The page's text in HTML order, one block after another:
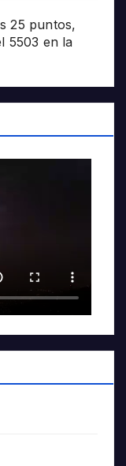
25 puntos,
5503 en la